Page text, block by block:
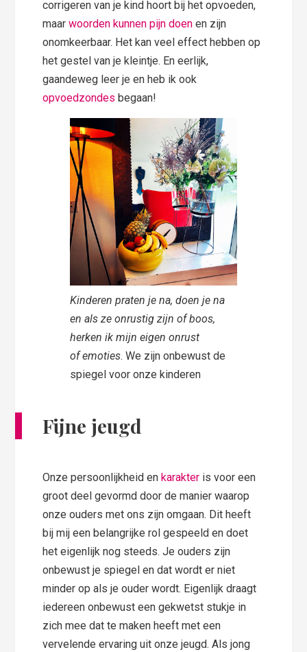
corrigeren van je kind hoort bij het opvoeden,
maarwoorden kunnen pijn doen en zijn
onomkeerbaar. Het kan veel effect hebben op
het gestel van je kleintje. En eerlijk,
gaandeweg leer je en heb ik ook
opvoedzondes begaan!
Kinderen praten je na, doen je na
en als ze onrustig zijn of boos,
herken ik mijn eigen onrust
of emoties. We zijn onbewust de
spiegel voor onze kinderen
Fijne jeugd
Onze persoonlijkheid enkarakter is voor een
groot deel gevormd door de manier waarop
onze ouders met ons zijn omgaan. Dit heeft
bij mij een belangrijke rol gespeeld en doet
het eigenlijk nog steeds. Je ouders zijn
onbewust je spiegel en dat wordt er niet
minder op als je ouder wordt. Eigenlijk draagt
iedereen onbewust een gekwetst stukje in
zich mee dat te maken heeft met een
vervelende ervaring uit onze jeugd. Als jong